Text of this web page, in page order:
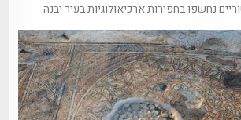
נחשפו בחפירות ארכיאולוגיות בעיר יבנה